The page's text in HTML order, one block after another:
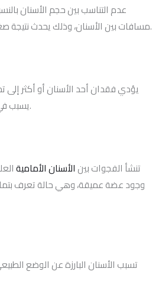
عدم التناسب بين حجم الأسنان
مسافات بين الأسنان، وذلك يحدث نتيجة صغر الأسنان أو كبر حجم الفك.
يؤدي فقدان أحد الأسنان أو أكثر إلى
يسبب في ظهور فجوات بين الأسنان.
تنشأ الفجوات بين الأسنان الأمامية
وجود عضة عميقة، وهي حالة تعرف
تسبب الأسنان البارزة عن الوضع